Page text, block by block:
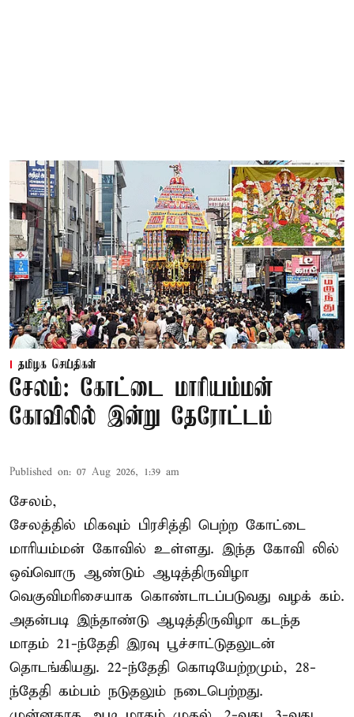
தமிழக செய்திகள்
சேலம்: கோட்டை மாரியம்மன்
கோவிலில் இன்று தேரோட்டம்
Published on: 07 Aug 2026, 1:39 am
சேலம்,
சேலத்தில் மிகவும் பிரசித்தி பெற்ற கோட்டை
மாரியம்மன் கோவில் உள்ளது. இந்த கோவி லில்
ஒவ்வொரு ஆண்டும் ஆடித்திருவிழா
வெகுவிமரிசையாக கொண்டாடப்படுவது வழக் கம்.
அதன்படி இந்தாண்டு ஆடித்திருவிழா கடந்த
மாதம் 21-ந்தேதி இரவு பூச்சாட்டுதலுடன்
தொடங்கியது. 22-ந்தேதி கொடியேற்றமும், 28-
ந்தேதி கம்பம் நடுதலும் நடைபெற்றது.